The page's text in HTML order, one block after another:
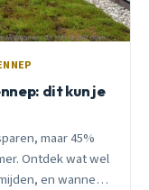
dit kun je
maar 45%
Ontdek wat wel
en wanneer